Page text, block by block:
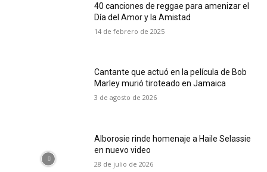
40 canciones de reggae para amenizar el
Día del Amor y la Amistad
14 de febrero de 2025
Cantante que actuó en la película de Bob
Marley murió tiroteado en Jamaica
3 de agosto de 2026
Alborosie rinde homenaje a Haile Selassie
en nuevo video
28 de julio de 2026